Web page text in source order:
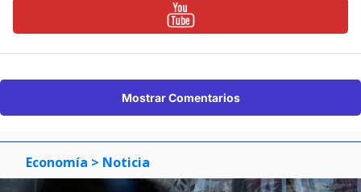
Mostrar Comentarios
Economía > Noticia